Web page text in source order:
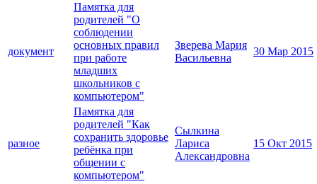
документ
Памятка для
родителей "О
соблюдении
основных правил
при работе
младших
школьников с
компьютером"
Зверева Мария
Васильевна
30 Мар 2015
разное
Памятка для
родителей "Как
сохранить здоровье
ребёнка при
общении с
компьютером"
Сылкина
Лариса
Александровна
15 Окт 2015